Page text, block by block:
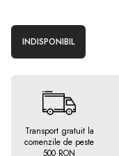
INDISPONIBIL
Transport gratuit la
comenzile de peste
500 RON